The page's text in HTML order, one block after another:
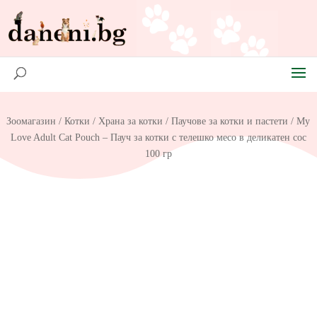
Зоомагазин /Котки /Храна за котки /Паучове за котки и пастети / My
Love Adult Cat Pouch – Пауч за котки с телешко месо в деликатен сос
100 гр